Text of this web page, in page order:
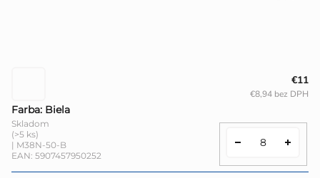
Farba: Biela
Skladom
(>5 ks)
| M38N-50-B
EAN: 5907457950252
€11
€8,94 bez DPH